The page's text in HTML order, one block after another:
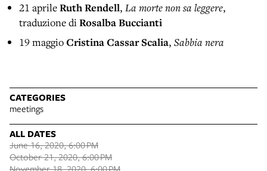
21 aprileRuth Rendell, La morte non sa leggere,
traduzione diRosalba Buccianti
19 maggioCristina Cassar Scalia, Sabbia nera
CATEGORIES
meetings
ALL DATES
June 16, 2020, 6:00 PM
October 21, 2020, 6:00 PM
November 18, 2020, 6:00 PM